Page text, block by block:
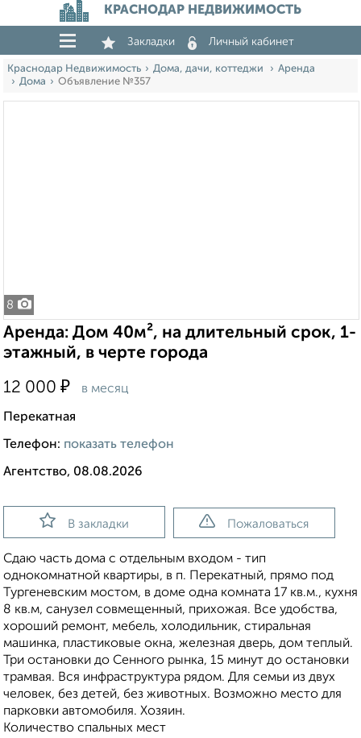
КРАСНОДАР НЕДВИЖИМОСТЬ
Закладки Личный кабинет
Краснодар Недвижимость Дома, дачи, коттеджи
Аренда
Дома
Объявление №357
8
Аренда: Дом 40м², на длительный срок, 1-
этажный, в черте города
12 000 ₽ в месяц
Перекатная
Телефон: показать телефон
Агентство, 08.08.2026
В закладки Пожаловаться
Сдаю часть дома с отдельным входом - тип
однокомнатной квартиры, в п. Перекатный, прямо под
Тургеневским мостом, в доме одна комната 17 кв.м., кухня
8 кв.м, санузел совмещенный, прихожая. Все удобства,
хороший ремонт, мебель, холодильник, стиральная
машинка, пластиковые окна, железная дверь, дом теплый.
Три остановки до Сенного рынка, 15 минут до остановки
трамвая. Вся инфраструктура рядом. Для семьи из двух
человек, без детей, без животных. Возможно место для
парковки автомобиля. Хозяин.
Количество спальных мест